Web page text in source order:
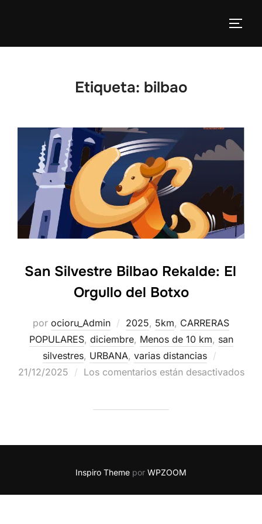
Etiqueta: bilbao
San Silvestre Bilbao Rekalde: El
Orgullo del Botxo
por ocioru_Admin 2025, 5km, CARRERAS
POPULARES, diciembre, Menos de 10 km, san
silvestres, URBANA, varias distancias
21/12/2025
Los comentarios están desactivados
Inspiro Theme por WPZOOM